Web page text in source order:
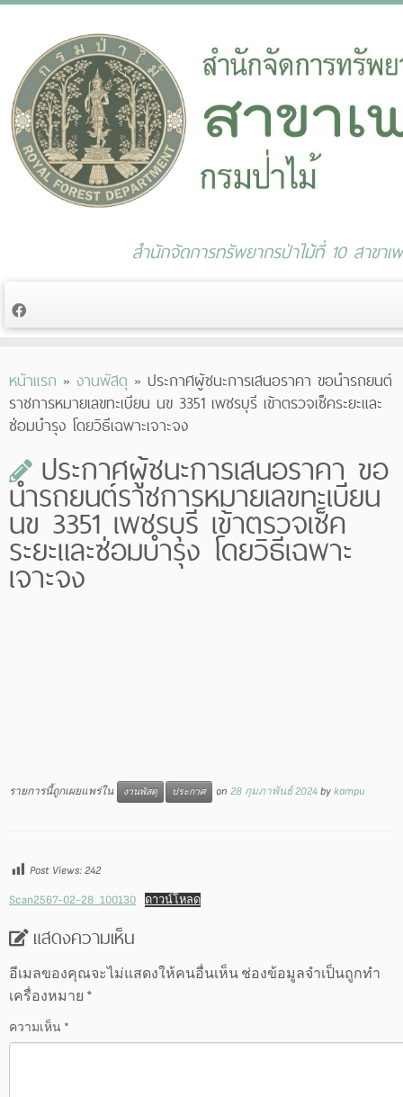
to
content
สำนักจัดการทรัพยากรป่าไม้ที่ 10 สาขาเ
หน้าแรก » งานพัสดุ » ประกาศผู้ชนะการเสนอราคา ขอนำรถยนต์
ราชการหมายเลขทะเบียน นข 3351 เพชรบุรี เข้าตรวจเช็คระยะและ
ซ่อมบำรุง โดยวิธีเฉพาะเจาะจง
ประกาศผู้ชนะการเสนอราคา ขอ
นำรถยนต์ราชการหมายเลขทะเบียน
นข 3351 เพชรบุรี เข้าตรวจเช็ค
ระยะและซ่อมบำรุง โดยวิธีเฉพาะ
เจาะจง
รายการนี้ถูกเผยแพร่ใน งานพัสดุ ประกาศ on 28 กุมภาพันธ์ 2024 by kampu
Post Views: 242
Scan2567-02-28_100130 ดาวน์โหลด
แสดงความเห็น
อีเมลของคุณจะไม่แสดงให้คนอื่นเห็น ช่องข้อมูลจำเป็นถูกทำ
เครื่องหมาย *
ความเห็น *